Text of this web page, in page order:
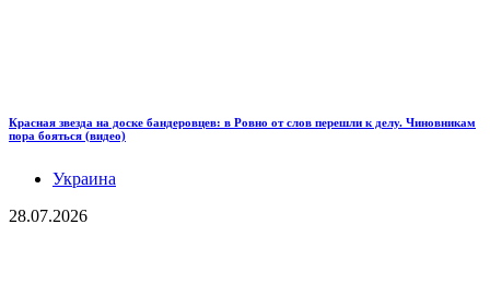
Красная звезда на доске бандеровцев: в Ровно от слов перешли к делу. Чиновникам
пора бояться (видео)
Украина
28.07.2026